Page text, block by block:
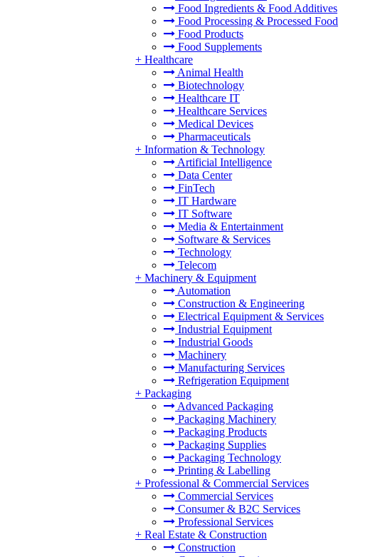
Food Ingredients & Food Additives
Food Processing & Processed Food
Food Products
Food Supplements
+ Healthcare
Animal Health
Biotechnology
Healthcare IT
Healthcare Services
Medical Devices
Pharmaceuticals
+ Information & Technology
Artificial Intelligence
Data Center
FinTech
IT Hardware
IT Software
Media & Entertainment
Software & Services
Technology
Telecom
+ Machinery & Equipment
Automation
Construction & Engineering
Electrical Equipment & Services
Industrial Equipment
Industrial Goods
Machinery
Manufacturing Services
Refrigeration Equipment
+ Packaging
Advanced Packaging
Packaging Machinery
Packaging Products
Packaging Supplies
Packaging Technology
Printing & Labelling
+ Professional & Commercial Services
Commercial Services
Consumer & B2C Services
Professional Services
+ Real Estate & Construction
Construction